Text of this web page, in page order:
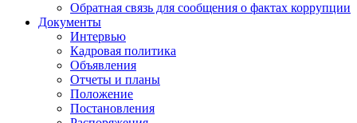
Обратная связь для сообщения о фактах коррупции
Документы
Интервью
Кадровая политика
Объявления
Отчеты и планы
Положение
Постановления